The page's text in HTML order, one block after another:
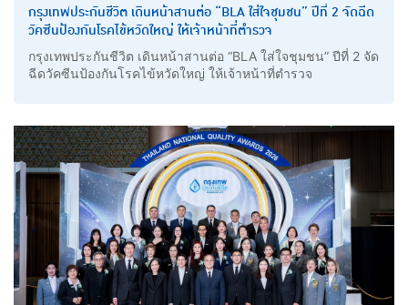
กรุงเทพประกันชีวิต เดินหน้าสานต่อ “BLA ใส่ใจชุมชน” ปีที่ 2 จัดฉีด
วัคซีนป้องกันโรคไข้หวัดใหญ่ ให้เจ้าหน้าที่ตำรวจ
กรุงเทพประกันชีวิต เดินหน้าสานต่อ “BLA ใส่ใจชุมชน” ปีที่ 2 จัด
ฉีดวัคซีนป้องกันโรคไข้หวัดใหญ่ ให้เจ้าหน้าที่ตำรวจ